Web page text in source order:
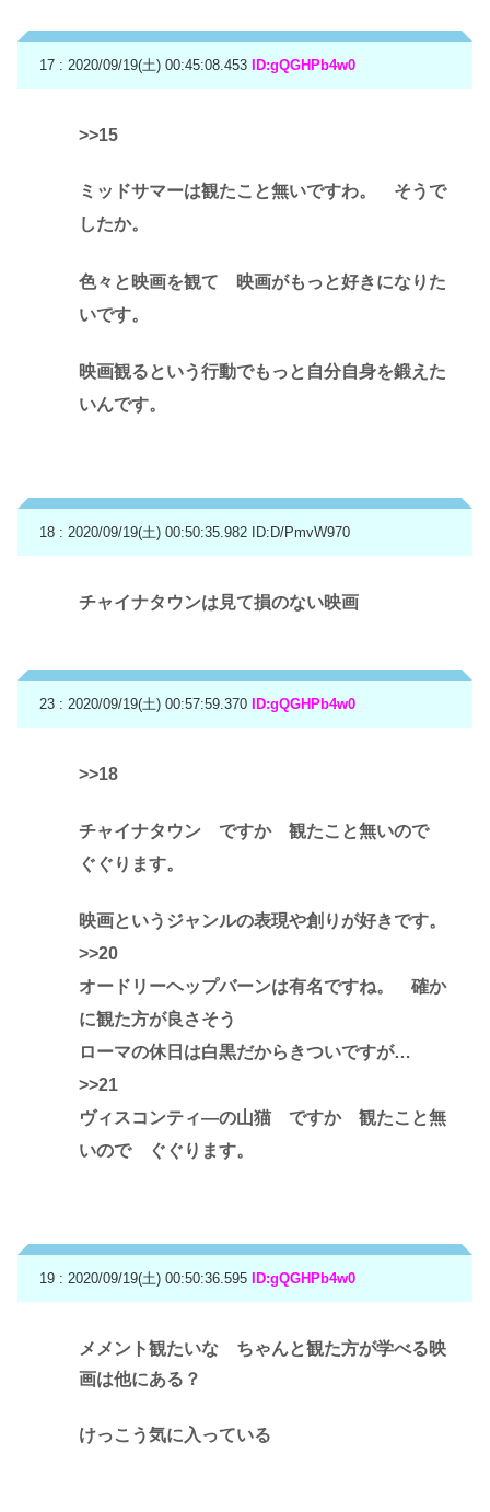
17 : 2020/09/19(土) 00:45:08.453 ID:gQGHPb4w0
>>15
ミッドサマーは観たこと無いですわ。 そうで
したか。
色々と映画を観て 映画がもっと好きになりた
いです。
映画観るという行動でもっと自分自身を鍛えた
いんです。
18 : 2020/09/19(土) 00:50:35.982 ID:D/PmvW970
チャイナタウンは見て損のない映画
23 : 2020/09/19(土) 00:57:59.370 ID:gQGHPb4w0
>>18
チャイナタウン ですか 観たこと無いので
ぐぐります。
映画というジャンルの表現や創りが好きです。
>>20
オードリーヘップバーンは有名ですね。 確か
に観た方が良さそう
ローマの休日は白黒だからきついですが…
>>21
ヴィスコンティ―の山猫 ですか 観たこと無
いので ぐぐります。
19 : 2020/09/19(土) 00:50:36.595 ID:gQGHPb4w0
メメント観たいな ちゃんと観た方が学べる映
画は他にある？
けっこう気に入っている